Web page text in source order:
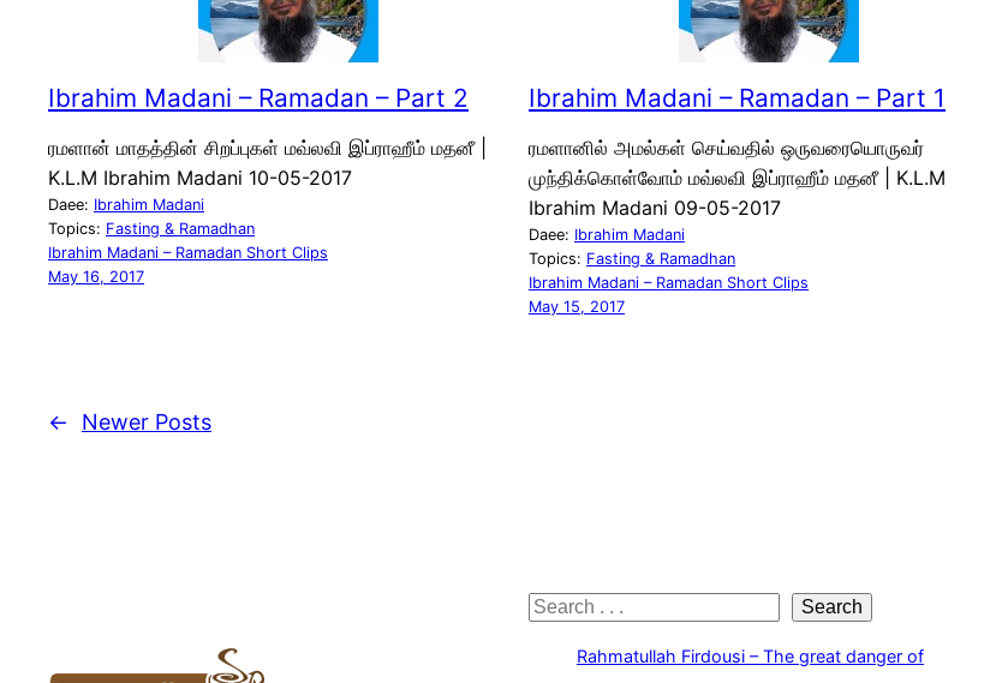
Ibrahim Madani – Ramadan – Part 2
ரமளான் மாதத்தின் சிறப்புகள் மவ்லவி இப்ராஹீம் மதனீ |
K.L.M Ibrahim Madani 10-05-2017
Daee: Ibrahim Madani
Topics: Fasting & Ramadhan
Ibrahim Madani – Ramadan Short Clips
May 16, 2017
Ibrahim Madani – Ramadan – Part 1
ரமளானில் அமல்கள் செய்வதில் ஒருவரையொருவர்
முந்திக்கொள்வோம் மவ்லவி இப்ராஹீம் மதனீ | K.L.M
Ibrahim Madani 09-05-2017
Daee: Ibrahim Madani
Topics: Fasting & Ramadhan
Ibrahim Madani – Ramadan Short Clips
May 15, 2017
← Newer Posts
S
Search
Rahmatullah Firdousi – The great danger of